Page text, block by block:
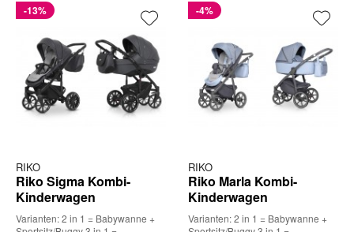
-13%
RIKO
Riko Sigma Kombi-
Kinderwagen
Varianten: 2 in 1 = Babywanne +
-4%
RIKO
Riko Marla Kombi-
Kinderwagen
Varianten: 2 in 1 = Babywanne +